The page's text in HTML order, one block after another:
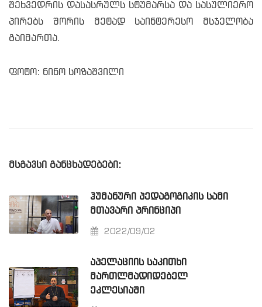
შეხვედრის დასასრულს სტუმარსა და სასულიერო
პირებს შორის მეტად საინტერესო მსჯელობა
გაიმართა.
ფოტო: ნინო სოზაშვილი
მსგავსი განცხადებები:
ᲰᲣᲛᲐᲜᲣᲠᲘ ᲞᲔᲓᲐᲒᲝᲒᲘᲙᲘᲡ ᲡᲐᲛᲘ
ᲛᲗᲐᲕᲐᲠᲘ ᲞᲠᲘᲜᲪᲘᲞᲘ
2022/09/02
ᲐᲞᲔᲚᲐᲪᲘᲘᲡ ᲡᲐᲙᲘᲗᲮᲘ
ᲛᲐᲠᲗᲚᲛᲐᲓᲘᲓᲔᲑᲔᲚ
ᲔᲙᲚᲔᲡᲘᲐᲨᲘ